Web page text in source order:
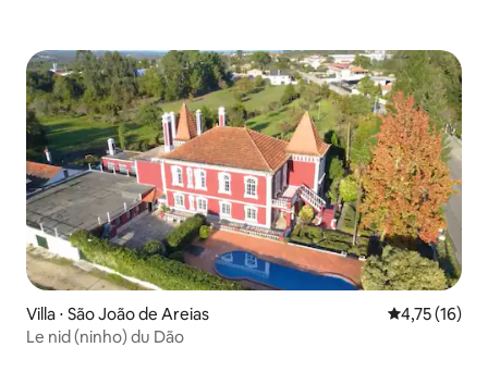
Villa ⋅ São João de Areias Évaluation
4,75 (16)
Le nid (ninho) du Dão